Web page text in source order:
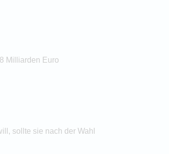
Milliarden Euro
sollte sie nach der Wahl